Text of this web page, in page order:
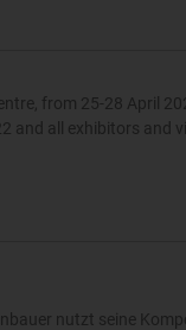
from 25-28 April
and all exhibitors and
nutzt seine